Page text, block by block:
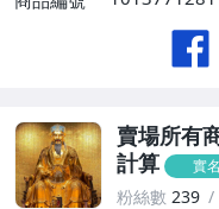
賣場所有
計算
實
粉絲數 239